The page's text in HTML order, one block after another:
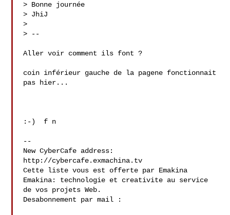
> Bonne journée
> JhiJ
>
> --
Aller voir comment ils font ?
coin inférieur gauche de la pagene fonctionnait
pas hier...
:-)  f n
--
New CyberCafe address:
http://cybercafe.exmachina.tv
Cette liste vous est offerte par Emakina
Emakina: technologie et creativite au service
de vos projets Web.
Desabonnement par mail :